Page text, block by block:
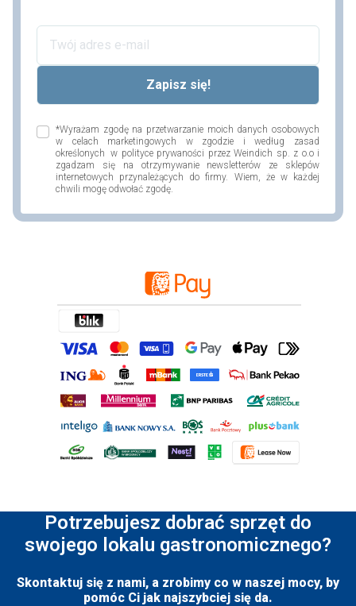
*Wyrażam zgodę na przetwarzanie moich danych osobowych
w celach marketingowych w zgodzie i według zasad
określonych w polityce prywaności przez Weindich sp. z o.o i
zgadzam się na otrzymywanie newsletterów ze sklepów
internetowych przynależących do firmy. Wiem, że w każdej
chwili mogę odwołać zgodę.
Potrzebujesz dobrać sprzęt do
swojego lokalu gastronomicznego?
Skontaktuj się z nami, a zrobimy co w naszej mocy, by
pomóc Ci jak najszybciej się da.